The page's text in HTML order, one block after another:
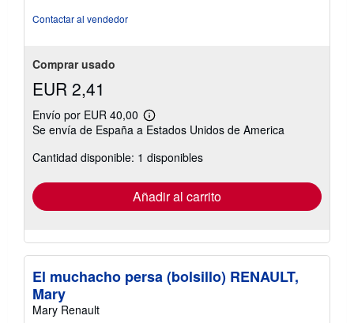
Contactar al vendedor
Comprar usado
EUR 2,41
Envío por EUR 40,00
Más
información
las
tarifas
envío
Se envía de España a Estados Unidos de America
Cantidad disponible: 1 disponibles
Añadir al carrito
El muchacho persa (bolsillo) RENAULT,
Mary
Mary Renault